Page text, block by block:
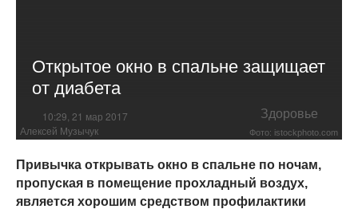
Открытое окно в спальне защищает
от диабета
10:29, 21 мар 2017 Здоровье
Алексей Музычук Фото: istockphoto.com
Привычка открывать окно в спальне по ночам,
пропуская в помещение прохладный воздух,
является хорошим средством профилактики